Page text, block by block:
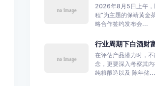
2026年8月5日上午，
程”为主题的保靖黄金
略合作签约发布会...
行业周期下白酒财
在评估产品潜力时，
念，更要深入考察其内
纯粮酿造以及 陈年储...